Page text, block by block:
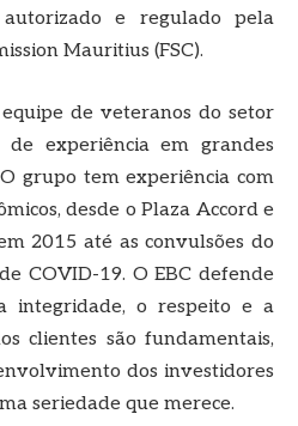
e regulado pela
Mauritius (FSC).
de veteranos do setor
experiência em grandes
grupo tem experiência com
desde o Plaza Accord e
2015 até as convulsões do
COVID-19. O EBC defende
integridade, o respeito e a
clientes são fundamentais,
dos investidores
seriedade que merece.